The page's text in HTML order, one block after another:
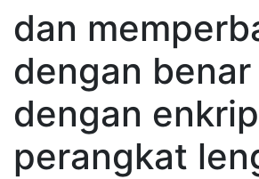
dan
dengan benar
dengan
perangkat